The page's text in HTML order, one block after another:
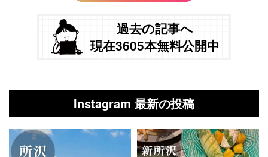
過去の記事へ
現在3605本無料公開中
Instagram 最新の投稿